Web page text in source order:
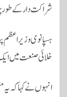
شراکت دار کے طور
ہسپانوی وزیر اعظم
خلائی صنعت میں
انہوں نے کہا کہ یہ